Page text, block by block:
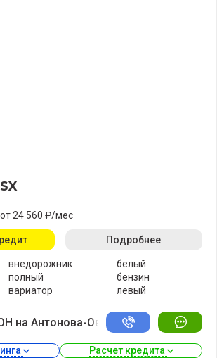
от 24 560 ₽/мес
внедорожник
полный
вариатор
белый
бензин
левый
Подробнее
на Антонова-Овсеенко
Расчет кредита